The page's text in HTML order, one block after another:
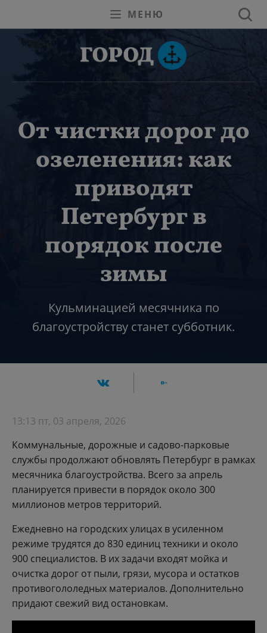
МЕНЮ
От чистки дорог до
озеленения: как
приводят
Петербург в
порядок после
зимы
Кульминацией месячника по
благоустройству станет субботник.
13:13 пт, 03 апреля, 2026
Коммунальные, дорожные и садово-парковые
службы продолжают обновлять Петербург в рамках
месячника благоустройства. Всего за апрель
планируется привести в порядок около 300
миллионов метров территорий.
Ежедневно на городских улицах в усиленном
режиме трудятся до 830 единиц техники и около
900 специалистов. В их задачи входят мойка и
очистка дорог от пыли, грязи, мусора и остатков
противогололедных материалов. Дополнительно
придают свежий вид остановкам.